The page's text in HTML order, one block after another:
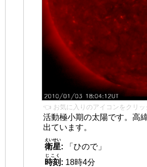
👈 お気に入りのアイコンをクリッ
活動極小期の太陽です。高
出ています。
衛星
えいせい
:
「ひので」
時刻
じこく
: 18時4分